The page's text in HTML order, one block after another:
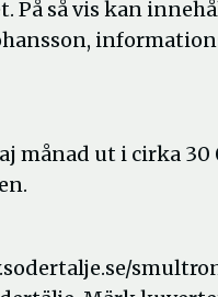
På så vis kan
månad ut i cirka 30